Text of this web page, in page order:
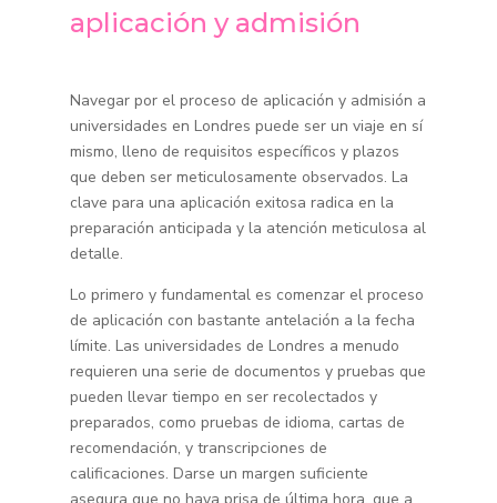
aplicación y admisión
Navegar por el proceso de aplicación y admisión a
universidades en Londres puede ser un viaje en sí
mismo, lleno de requisitos específicos y plazos
que deben ser meticulosamente observados. La
clave para una aplicación exitosa radica en la
preparación anticipada y la atención meticulosa al
detalle.
Lo primero y fundamental es comenzar el proceso
de aplicación con bastante antelación a la fecha
límite. Las universidades de Londres a menudo
requieren una serie de documentos y pruebas que
pueden llevar tiempo en ser recolectados y
preparados, como pruebas de idioma, cartas de
recomendación, y transcripciones de
calificaciones. Darse un margen suficiente